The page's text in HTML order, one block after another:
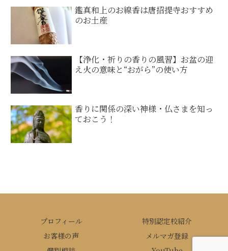
鑑真和上のお線香は唐招提寺おすすめ
のお土産
【浄化・祈りの香りの風習】お盆の迎
え火の意味と“おがら”の使い方
香りに関係の深い神様・仏さまを知っ
ておこう！
プロフィール
特別認定校紹介
お客様の声
メルマガ登録